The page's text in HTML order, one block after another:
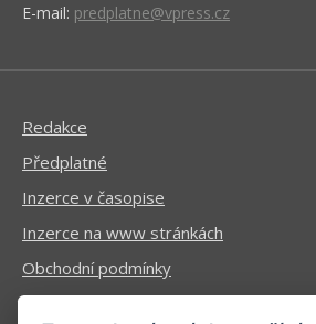
E-mail: predplatne@vpress.cz
Redakce
Předplatné
Inzerce v časopise
Inzerce na www stránkách
Obchodní podmínky
Ochrana osobních údajů